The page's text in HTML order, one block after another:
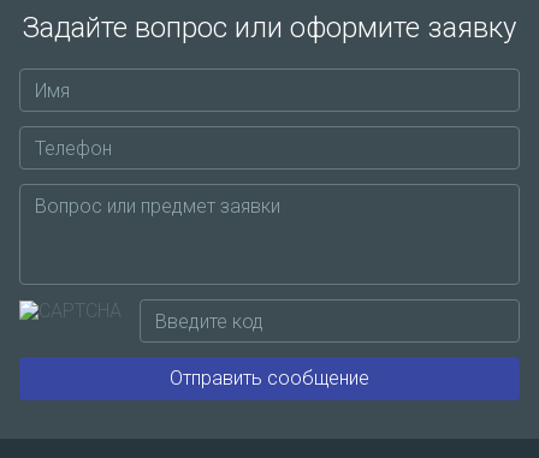
Задайте вопрос или оформите заявку
Отправить сообщение